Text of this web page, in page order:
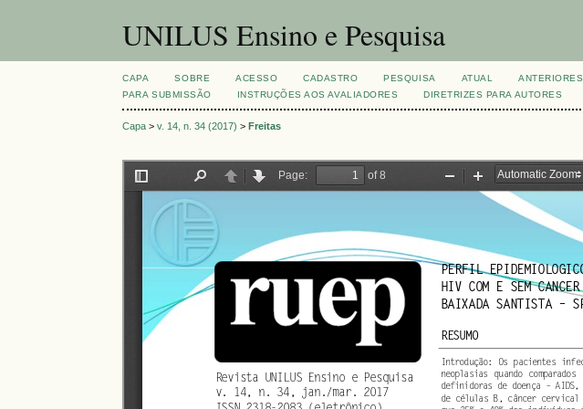
UNILUS Ensino e Pesquisa
CAPA SOBRE ACESSO CADASTRO PESQUISA ATUAL ANTERIORES
PARA SUBMISSÃO
INSTRUÇÕES AOS AVALIADORES DIRETRIZES PARA AUTORES
Capa >v. 14, n. 34 (2017) >Freitas